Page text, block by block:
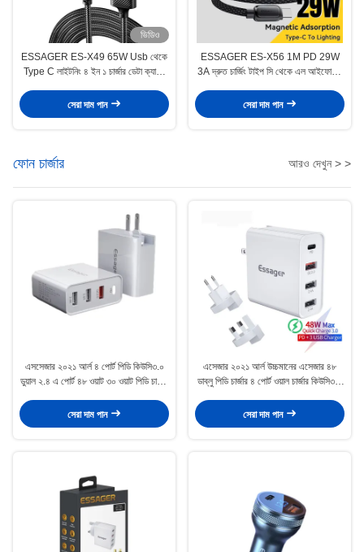
ভিডিও
ESSAGER ES-X49 65W Usb থেকে
Type C লাইটনিং ৪ ইন ১ চার্জার ডেটা ক্যাবল
সেরা দাম পান
ESSAGER ES-X56 1M PD 29W
3A দ্রুত চার্জিং টাইপ সি থেকে এল আইফোনের
সেরা দাম পান
ফোন চার্জার আরও দেখুন > >
এসসেজার ২০২১ আর্ল ৪ পোর্ট পিডি কিউসি৩.০
ডুয়াল ২.৪ এ পোর্ট ৪৮ ওয়াট ৩০ ওয়াট পিডি চার্জার
সেরা দাম পান
এসেজার ২০২১ আর্ল উচ্চমানের এসেজার ৪৮
ডাব্লু পিডি চার্জার ৪ পোর্ট ওয়াল চার্জার কিউসি৩.০
সেরা দাম পান